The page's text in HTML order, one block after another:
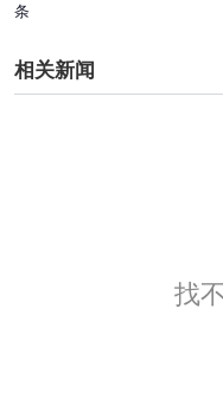
条
相关新闻
找